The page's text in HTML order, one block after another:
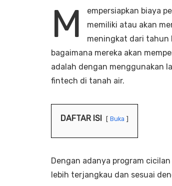
M
empersiapkan biaya
memiliki atau akan
meningkat dari tahun
bagaimana mereka akan
adalah dengan menggunakan
fintech di tanah air.
DAFTAR ISI Buka
Dengan adanya program
lebih terjangkau dan sesuai